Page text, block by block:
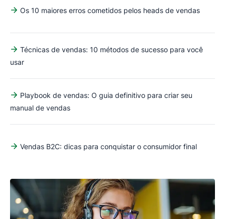
Os 10 maiores erros cometidos pelos heads de vendas
Técnicas de vendas: 10 métodos de sucesso para você
usar
Playbook de vendas: O guia definitivo para criar seu
manual de vendas
Vendas B2C: dicas para conquistar o consumidor final